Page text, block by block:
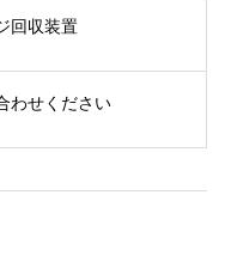
回収装置
わせください